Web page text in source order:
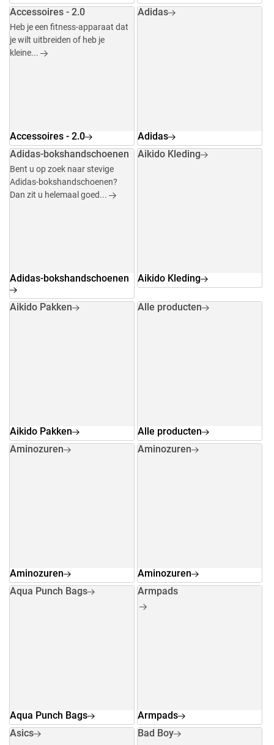
Accessoires - 2.0
Heb je een fitness-apparaat dat
je wilt uitbreiden of heb je
kleine...
Accessoires - 2.0
Adidas
Adidas
Adidas-bokshandschoenen
Bent u op zoek naar stevige
Adidas-bokshandschoenen?
Dan zit u helemaal goed...
Adidas-bokshandschoenen
Aikido Kleding
Aikido Kleding
Aikido Pakken
Aikido Pakken
Alle producten
Alle producten
Aminozuren
Aminozuren
Aminozuren
Aminozuren
Aqua Punch Bags
Aqua Punch Bags
Armpads
Armpads
Asics
Bad Boy